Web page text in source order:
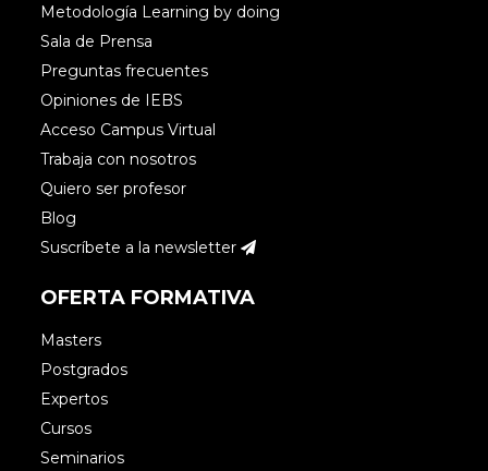
Metodología Learning by doing
Sala de Prensa
Preguntas frecuentes
Opiniones de IEBS
Acceso Campus Virtual
Trabaja con nosotros
Quiero ser profesor
Blog
Suscríbete a la newsletter
OFERTA FORMATIVA
Masters
Postgrados
Expertos
Cursos
Seminarios